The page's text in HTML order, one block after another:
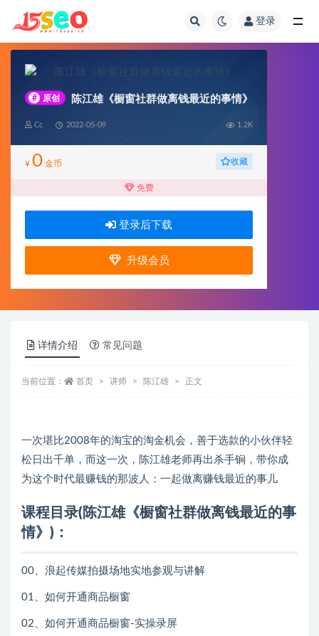
登录
# 原创 陈江雄《橱窗社群做离钱最近的事情》
Cc 2022-05-09 1.2K
¥ 0 金币 收藏
免费
登录后下载
升级会员
详情介绍 常见问题
当前位置： 首页 讲师 陈江雄 正文
一次堪比2008年的淘宝的淘金机会，善于选款的小伙伴轻
松日出千单，而这一次，陈江雄老师再出杀手锏，带你成
为这个时代最赚钱的那波人：一起做离赚钱最近的事儿
课程目录(陈江雄《橱窗社群做离钱最近的事
情》)：
00、浪起传媒拍摄场地实地参观与讲解
01、如何开通商品橱窗
02、如何开通商品橱窗-实操录屏